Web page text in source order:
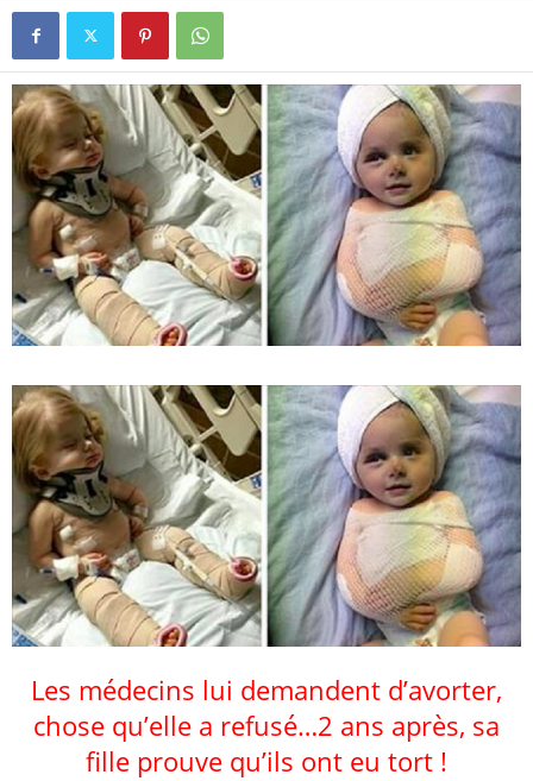
Les médecins lui demandent d’avorter,
chose qu’elle a refusé…2 ans après, sa
fille prouve qu’ils ont eu tort !